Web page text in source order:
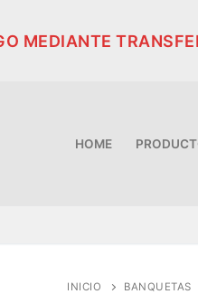
MEDIANTE
HOME
INICIO BANQUETAS